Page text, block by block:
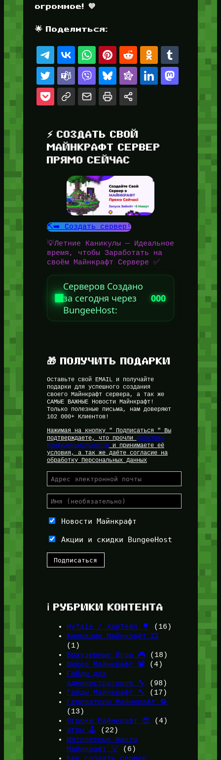
огромное! 💜
🌟 Поделиться:
⚡ СОЗДАТЬ СВОЙ
МАЙНКРАФТ СЕРВЕР
ПРЯМО СЕЙЧАС
⛏️➡️ Создать сервер!
💡Летние Каникулы — Идеальное
время, чтобы Заработать на
своём Майнкрафт Сервере ✅
Серверов Создано
за сегодня через
BungeeHost:
000
🎁 ПОЛУЧИТЬ ПОДАРКИ
Оставьте свой EMAIL и получайте
подарки для успешного создания
своего Майнкрафт сервера, а так же
САМЫЕ ВАЖНЫЕ Новости Майнкрафт!
Только полезные письма, нам доверяют
102 000+ Клиентов!
Нажимая на кнопку " Подписаться " Вы
подтверждаете, что прочли
Политику
Конфиденциальностии принимаете её
условия, а так же даёте согласие на
обработку Персональных Данных
Новости Майнкрафт
Акции и скидки BungeeHost
ℹ️ РУБРИКИ КОНТЕНТА
HyTale / ХайТейл 🌳
(16)
Анимации Майнкрафт 🎞️
(1)
Браузерные Игры 🎮(18)
Видео Майнкрафт 📽️ (4)
Гайды для
администраторов 🔧
(98)
Гайды Майнкрафт 🔨
(17)
Генераторы Майнкрафт 🔁
(13)
Игроки Майнкрафт 😎 (4)
Игры 🕹️ (22)
Интересные Факты
Майнкрафт 💡(6)